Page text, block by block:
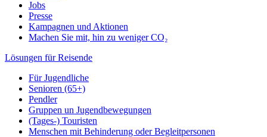
Jobs
Presse
Kampagnen und Aktionen
Machen Sie mit, hin zu weniger CO₂
Lösungen für Reisende
Für Jugendliche
Senioren (65+)
Pendler
Gruppen un Jugendbewegungen
(Tages-) Touristen
Menschen mit Behinderung oder Begleitpersonen